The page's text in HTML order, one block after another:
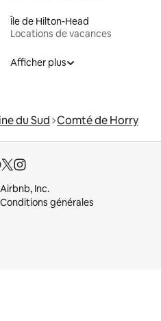
Île de Hilton-Head
Locations de vacances
Afficher plus
du Sud Comté de Horry
Inc.
Conditions générales